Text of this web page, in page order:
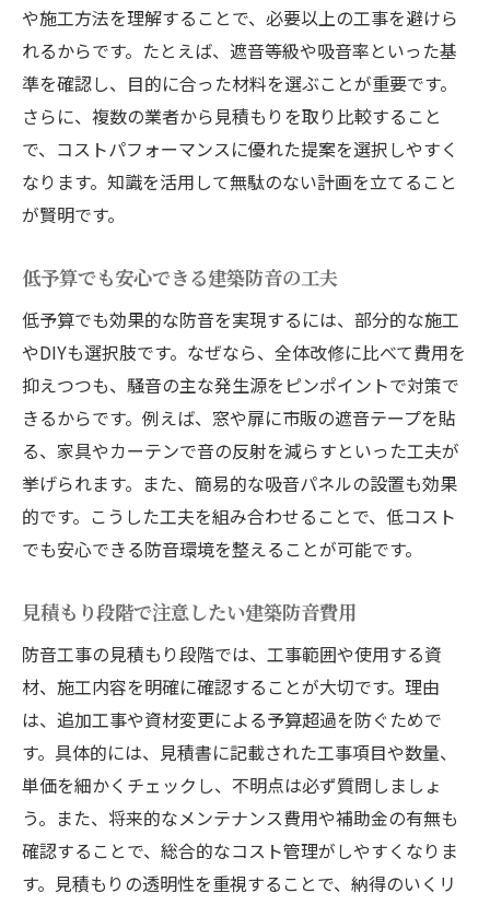
や施工方法を理解することで、必要以上の工事を避けら
れるからです。たとえば、遮音等級や吸音率といった基
準を確認し、目的に合った材料を選ぶことが重要です。
さらに、複数の業者から見積もりを取り比較すること
で、コストパフォーマンスに優れた提案を選択しやすく
なります。知識を活用して無駄のない計画を立てること
が賢明です。
低予算でも安心できる建築防音の工夫
低予算でも効果的な防音を実現するには、部分的な施工
やDIYも選択肢です。なぜなら、全体改修に比べて費用を
抑えつつも、騒音の主な発生源をピンポイントで対策で
きるからです。例えば、窓や扉に市販の遮音テープを貼
る、家具やカーテンで音の反射を減らすといった工夫が
挙げられます。また、簡易的な吸音パネルの設置も効果
的です。こうした工夫を組み合わせることで、低コスト
でも安心できる防音環境を整えることが可能です。
見積もり段階で注意したい建築防音費用
防音工事の見積もり段階では、工事範囲や使用する資
材、施工内容を明確に確認することが大切です。理由
は、追加工事や資材変更による予算超過を防ぐためで
す。具体的には、見積書に記載された工事項目や数量、
単価を細かくチェックし、不明点は必ず質問しましょ
う。また、将来的なメンテナンス費用や補助金の有無も
確認することで、総合的なコスト管理がしやすくなりま
す。見積もりの透明性を重視することで、納得のいくリ